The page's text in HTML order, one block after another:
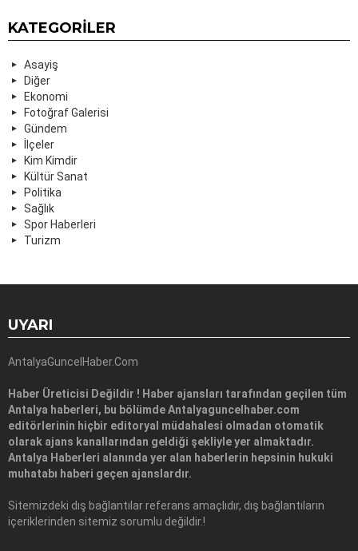
KATEGORILER
Asayiş
Diğer
Ekonomi
Fotoğraf Galerisi
Gündem
İlçeler
Kim Kimdir
Kültür Sanat
Politika
Sağlık
Spor Haberleri
Turizm
UYARI
AntalyaGuncelHaber.Com
Haber Üreticisi Değildir ! Haber ajansları tarafından geçilen tüm
Antalya haberleri, bu bölümde Antalyaguncelhaber.com
editörlerinin hiçbir editoryal müdahalesi olmadan otomatik
olarak ajans kanallarından geldiği şekliyle yer almaktadır.
Antalya Haberleri alanında yer alan haberlerin hepsinin hukuki
muhatabı haberi geçen ajanslardır.
Sitemizdeki dış bağlantılar referans amaçlıdır, dış bağlantıların
içeriklerinden sitemiz sorumlu değildir.!